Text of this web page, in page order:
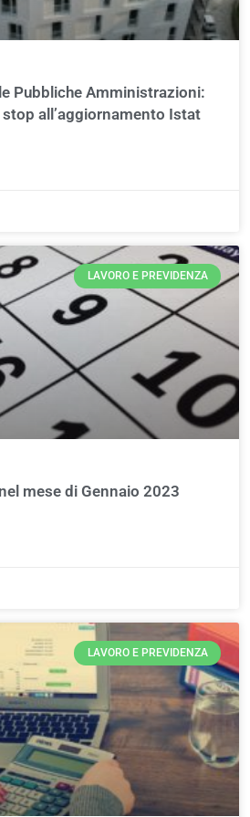
Pubbliche Amministrazioni:
all’aggiornamento Istat
LAVORO E PREVIDENZA
mese di Gennaio 2023
LAVORO E PREVIDENZA